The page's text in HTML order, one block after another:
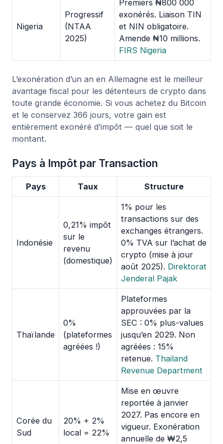
Nigeria
Progressif
(NTAA
2025)
Premiers ₦800 000
exonérés. Liaison TIN
et NIN obligatoire.
Amende ₦10 millions.
FIRS Nigeria
L’exonération d’un an en Allemagne est le meilleur
avantage fiscal pour les détenteurs de crypto dans
toute grande économie. Si vous achetez du Bitcoin
et le conservez 366 jours, votre gain est
entièrement exonéré d’impôt — quel que soit le
montant.
Pays à Impôt par Transaction
Pays Taux Structure
Indonésie
0,21% impôt
sur le
revenu
(domestique)
1% pour les
transactions sur des
exchanges étrangers.
0% TVA sur l’achat de
crypto (mise à jour
août 2025). Direktorat
Jenderal Pajak
Thaïlande
0%
(plateformes
agréées !)
Plateformes
approuvées par la
SEC : 0% plus-values
jusqu’en 2029. Non
agréées : 15%
retenue. Thailand
Revenue Department
Corée du
Sud
20% + 2%
local = 22%
Mise en œuvre
reportée à janvier
2027. Pas encore en
vigueur. Exonération
annuelle de ₩2,5